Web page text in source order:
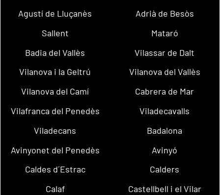
Agustí de Lluçanès
Adrià de Besòs
Sallent
Mataró
Badia del Vallès
Vilassar de Dalt
Vilanova i la Geltrú
Vilanova del Vallès
Vilanova del Camí
Cabrera de Mar
Vilafranca del Penedès
Viladecavalls
Viladecans
Badalona
Avinyonet del Penedès
Avinyó
Caldes d´Estrac
Calders
Calaf
Castellbell i el Vilar